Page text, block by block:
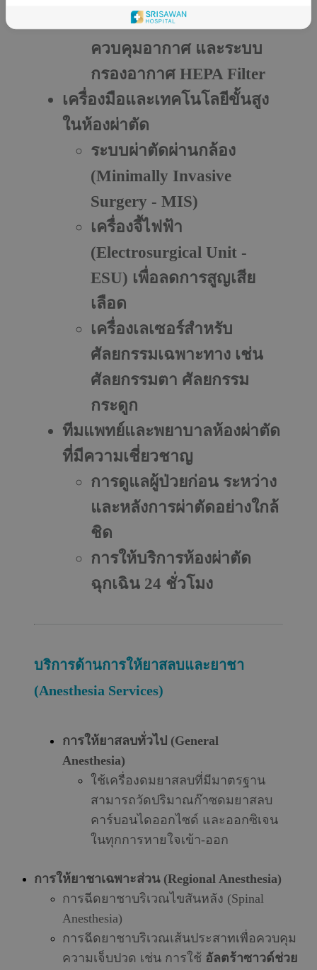
มีระบบปลอดเชื้อ ระบบ
ควบคุมอากาศ และระบบ
กรองอากาศ HEPA Filter
เครื่องมือและเทคโนโลยีขั้นสูง
ในห้องผ่าตัด
ระบบผ่าตัดผ่านกล้อง
(Minimally Invasive
Surgery - MIS)
เครื่องจี้ไฟฟ้า
(Electrosurgical Unit -
ESU) เพื่อลดการสูญเสีย
เลือด
เครื่องเลเซอร์สำหรับ
ศัลยกรรมเฉพาะทาง เช่น
ศัลยกรรมตา ศัลยกรรม
กระดูก
ทีมแพทย์และพยาบาลห้องผ่าตัด
ที่มีความเชี่ยวชาญ
การดูแลผู้ป่วยก่อน ระหว่าง
และหลังการผ่าตัดอย่างใกล้
ชิด
การให้บริการห้องผ่าตัด
ฉุกเฉิน 24 ชั่วโมง
บริการด้านการให้ยาสลบและยาชา
(Anesthesia Services)
การให้ยาสลบทั่วไป (General
Anesthesia)
ใช้เครื่องดมยาสลบที่มีมาตรฐาน
สามารถวัดปริมาณก๊าซดมยาสลบ
คาร์บอนไดออกไซด์ และออกซิเจน
ในทุกการหายใจเข้า-ออก
การให้ยาชาเฉพาะส่วน (Regional Anesthesia)
การฉีดยาชาบริเวณไขสันหลัง (Spinal
Anesthesia)
การฉีดยาชาบริเวณเส้นประสาทเพื่อควบคุม
ความเจ็บปวด เช่น การใช้ อัลตร้าซาวด์ช่วย